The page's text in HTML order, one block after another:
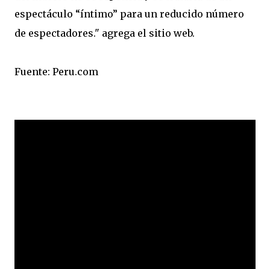
espectáculo “íntimo” para un reducido número
de espectadores." agrega el sitio web.
Fuente: Peru.com